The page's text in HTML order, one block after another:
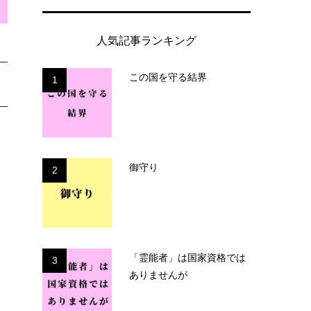
人気記事ランキング
1 この国を守る結界
2 御守り
3
「霊能者」は国家資格では
ありませんが